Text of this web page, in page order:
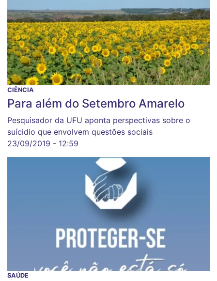
CIÊNCIA
Para além do Setembro Amarelo
Pesquisador da UFU aponta perspectivas sobre o
suícidio que envolvem questões sociais
23/09/2019 - 12:59
SAÚDE